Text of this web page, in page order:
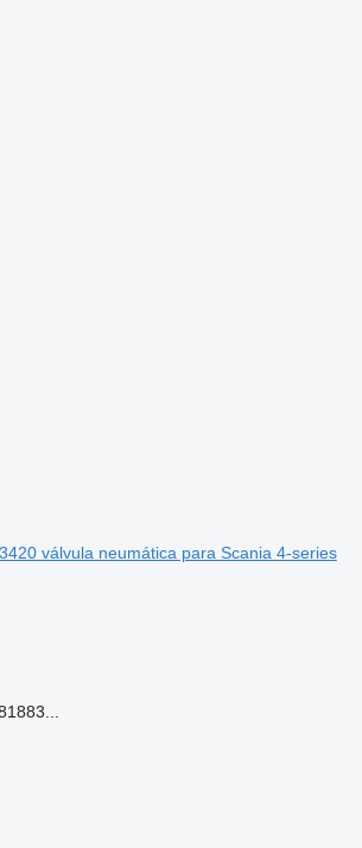
válvula neumática para Scania 4-series